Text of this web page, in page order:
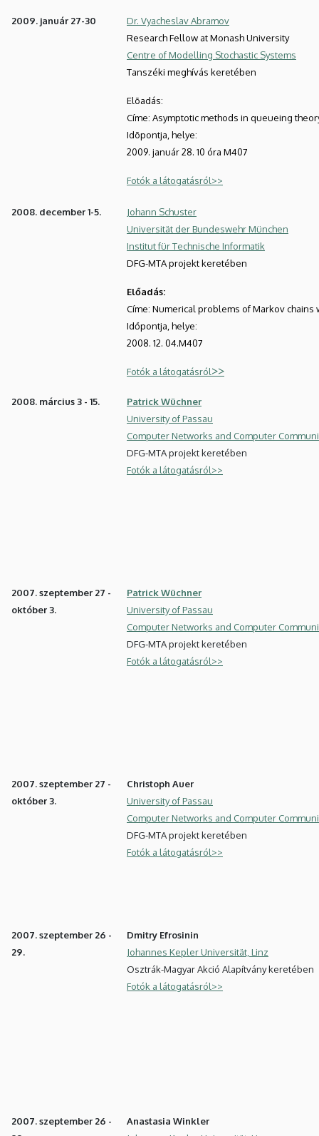
2009. január 27-30
Dr. Vyacheslav Abramov
Research Fellow at Monash University
Centre of Modelling Stochastic Systems
Tanszéki meghívás keretében
Elõadás:
Címe: Asymptotic methods in queueing
Idõpontja, helye:
2009. január 28. 10 óra M407
Fotók a látogatásról>>
2008. december 1-5.
Johann Schuster
Universität der Bundeswehr München
Institut für Technische Informatik
DFG-MTA projekt keretében
Előadás:
Címe: Numerical problems of Markov chains
Időpontja, helye:
2008. 12. 04.M407
Fotók a látogatásról>>
2008. március 3 - 15.
Patrick Wüchner
University of Passau
Computer Networks and Computer
DFG-MTA projekt keretében
Fotók a látogatásról>>
2007. szeptember 27 -
október 3.
Patrick Wüchner
University of Passau
Computer Networks and Computer
DFG-MTA projekt keretében
Fotók a látogatásról>>
2007. szeptember 27 -
október 3.
Christoph Auer
University of Passau
Computer Networks and Computer
DFG-MTA projekt keretében
Fotók a látogatásról>>
2007. szeptember 26 -
29.
Dmitry Efrosinin
Johannes Kepler Universität, Linz
Osztrák-Magyar Akció Alapítvány keretében
Fotók a látogatásról>>
2007. szeptember 26 -
Anastasia Winkler